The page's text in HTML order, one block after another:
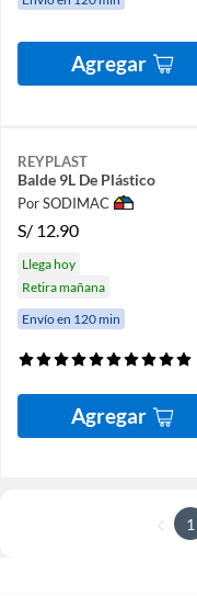
Agregar
REYPLAST
Balde 9L De Plástico
Por SODIMAC
S/ 12.90
Llega hoy
Retira mañana
Envío en 120 min
Agregar
1